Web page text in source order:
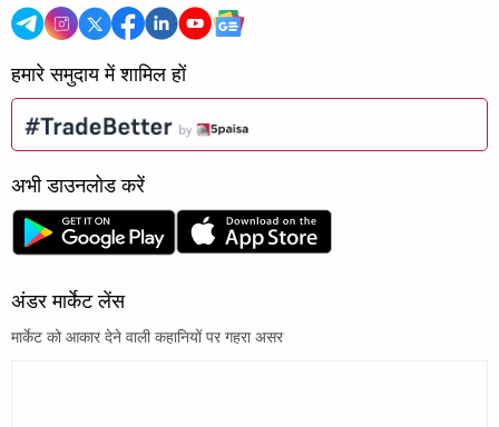
हमारे समुदाय में शामिल हों
अभी डाउनलोड करें
अंडर मार्केट लेंस
मार्केट को आकार देने वाली कहानियों पर गहरा असर